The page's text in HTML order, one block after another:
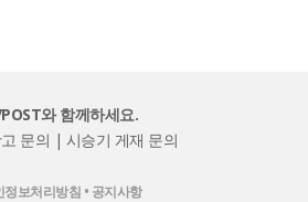
와 함께하세요.
문의 | 시승기 게재 문의
정보처리방침 • 공지사항